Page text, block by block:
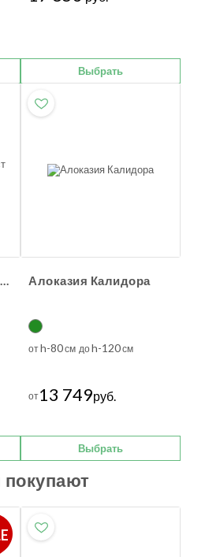
Выбрать
Алоказия Калидора куст большой Алоказия Калидора
отh-80см доh-120см
от13 749руб.
Выбрать